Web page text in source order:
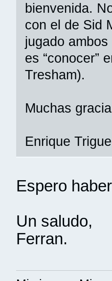
bienvenida.
con el de Sid
jugado
es “conocer”
Tresham).
Muchas
Enrique
Espero
Un saludo,
Ferran.